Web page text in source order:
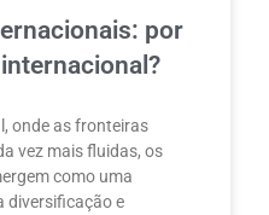
por
onde as fronteiras
vez mais fluidas, os
como uma
diversificação e